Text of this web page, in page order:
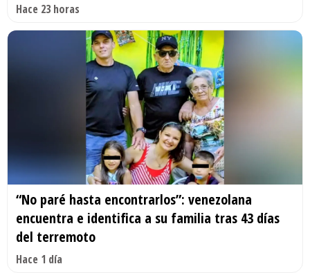
Hace 23 horas
“No paré hasta encontrarlos”: venezolana
encuentra e identifica a su familia tras 43 días
del terremoto
Hace 1 día